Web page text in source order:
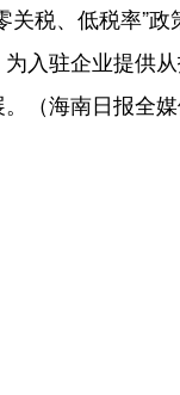
关税、低税率”
入驻企业提供
（海南日报全媒